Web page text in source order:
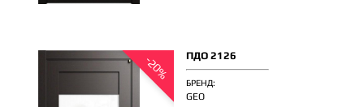
-20% ПДО 2126
БРЕНД:
GEO